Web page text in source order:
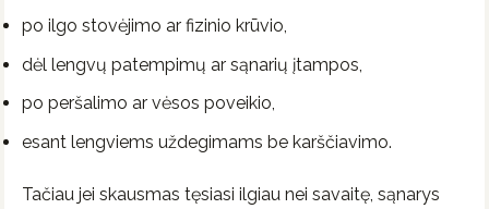
po ilgo stovėjimo ar fizinio krūvio,
dėl lengvų patempimų ar sąnarių įtampos,
po peršalimo ar vėsos poveikio,
esant lengviems uždegimams be karščiavimo.
Tačiau jei skausmas tęsiasi ilgiau nei savaitę, sąnarys